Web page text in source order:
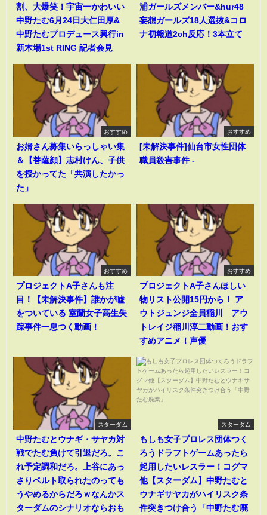
割、大爆笑！宇宙一かわいい
中野たむ6月24日大仁田厚&
中野たむプロデュース興行in
新木場1st RING 記者会見
浦ガールズメンバー&hur48
妄想ガールズ18人選抜&コロ
ナ初報道2ch反応！3本立て
おすすめ
お婿さん募集いらっしゃい集
＆【菩薩顔】志村けん、子供
を授かってた「共演したかっ
た」
おすすめ
[未解決事件]仙台市女性団体
職員殺害事件 -
おすすめ
プロジェクトA子さんも注
目！【未解決事件】誰かが嘘
をついている 室蘭女子高生失
踪事件一息つく動画！
おすすめ
プロジェクトA子さんほしい
物リスト公開15円から！ ア
ウトジュンジ全員稲川 アウ
トレイジ稲川淳二動画！おす
すめアニメ！声優
スターダム
中野たむとウナギ・サヤカ対
戦でたむ負けて引退だろ。こ
れ予定調和だろ。上谷にあっ
さりベルト取られたのっても
うやめるからだろｗなんかス
ターダムのシナリオならおも
スターダム
もしも女子プロレス団体つく
ろうドラフトゲームあったら
起用したいレスラー！コグマ
他【スターダム】中野たむと
ウナギサヤカがハイリスク条
件突きつけ合う「中野たむ廃